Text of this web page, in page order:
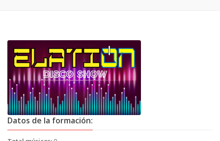
Datos de la formación: